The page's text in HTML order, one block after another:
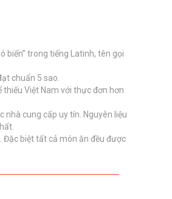
biển” trong tiếng Latinh, tên gọi
chuẩn 5 sao.
Việt Nam với thực đơn hơn
cung cấp uy tín. Nguyên liệu
Đặc biệt tất cả món ăn đều được